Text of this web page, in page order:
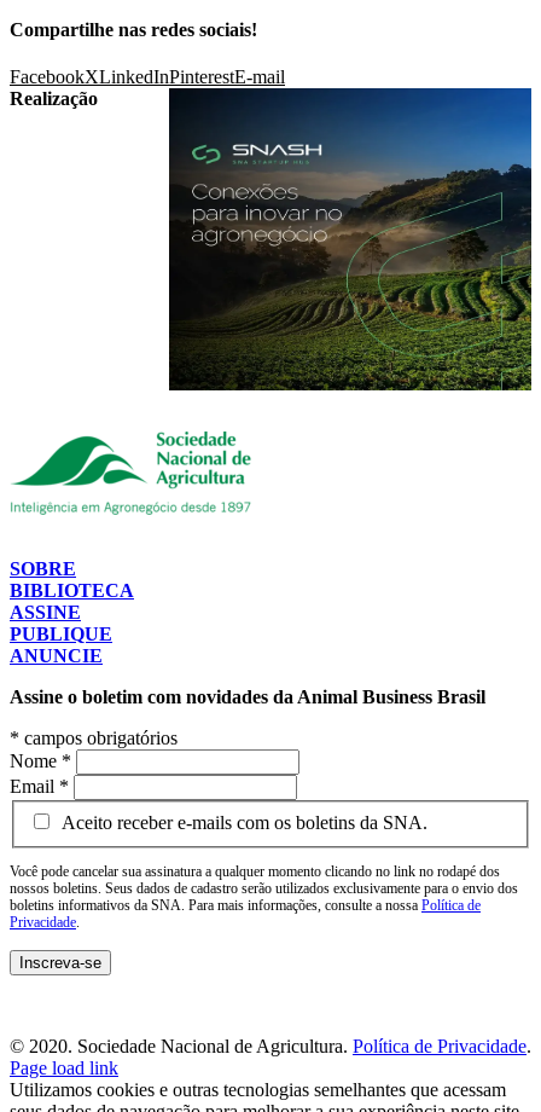
Compartilhe nas redes sociais!
FacebookXLinkedInPinterestE-mail
Realização
SOBRE
BIBLIOTECA
ASSINE
PUBLIQUE
ANUNCIE
Assine o boletim com novidades da Animal Business Brasil
* campos obrigatórios
Nome *
Email *
Aceito receber e-mails com os boletins da SNA.
Você pode cancelar sua assinatura a qualquer momento clicando no link no rodapé dos
nossos boletins. Seus dados de cadastro serão utilizados exclusivamente para o envio dos
boletins informativos da SNA. Para mais informações, consulte a nossa Política de
Privacidade.
© 2020. Sociedade Nacional de Agricultura. Política de Privacidade.
Page load link
Utilizamos cookies e outras tecnologias semelhantes que acessam